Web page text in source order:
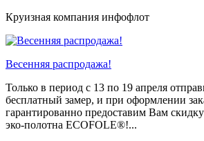
Круизная компания инфофлот
Весенняя распродажа!
Только в период c 13 по 19 апреля
бесплатный замер, и при оформлении
гарантированно предоставим Вам
эко-полотна ECOFOLE®!...